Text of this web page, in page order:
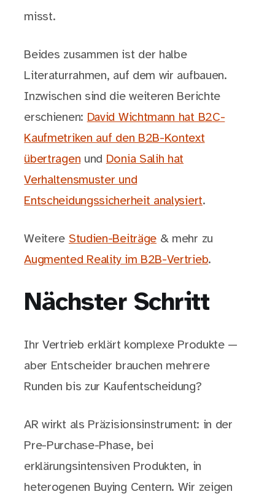
misst.
Beides zusammen ist der halbe
Literaturrahmen, auf dem wir aufbauen.
Inzwischen sind die weiteren Berichte
erschienen: David Wichtmann hat B2C-
Kaufmetriken auf den B2B-Kontext
übertragen und Donia Salih hat
Verhaltensmuster und
Entscheidungssicherheit analysiert.
Weitere Studien-Beiträge & mehr zu
Augmented Reality im B2B-Vertrieb.
Nächster Schritt
Ihr Vertrieb erklärt komplexe Produkte —
aber Entscheider brauchen mehrere
Runden bis zur Kaufentscheidung?
AR wirkt als Präzisionsinstrument: in der
Pre-Purchase-Phase, bei
erklärungsintensiven Produkten, in
heterogenen Buying Centern. Wir zeigen